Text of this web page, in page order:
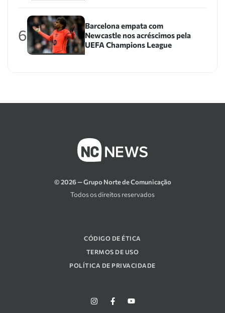
6
Barcelona empata com
Newcastle nos acréscimos pela
UEFA Champions League
© 2026 — Grupo Norte de Comunicação
Todos os direitos reservados
CÓDIGO DE ÉTICA
TERMOS DE USO
POLÍTICA DE PRIVACIDADE